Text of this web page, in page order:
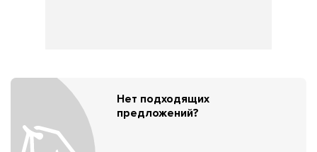
Нет подходящих
предложений?